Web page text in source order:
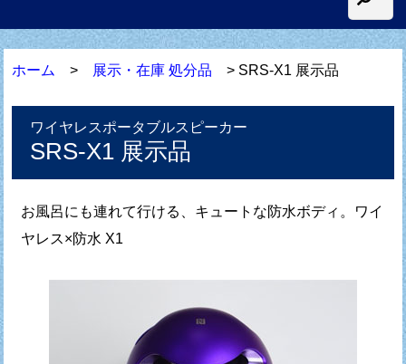
ホーム > 展示・在庫 処分品 > SRS-X1 展示品
ワイヤレスポータブルスピーカー
SRS-X1 展示品
お風呂にも連れて行ける、キュートな防水ボディ。ワイ
ヤレス×防水 X1